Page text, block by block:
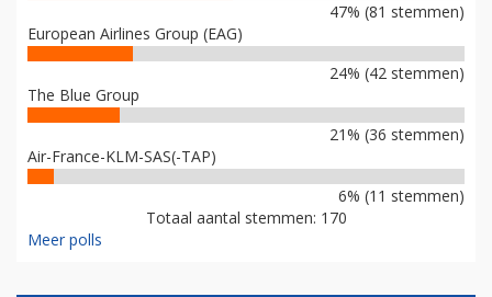
47% (81 stemmen)
European Airlines Group (EAG)
24% (42 stemmen)
The Blue Group
21% (36 stemmen)
Air-France-KLM-SAS(-TAP)
6% (11 stemmen)
Totaal aantal stemmen: 170
Meer polls